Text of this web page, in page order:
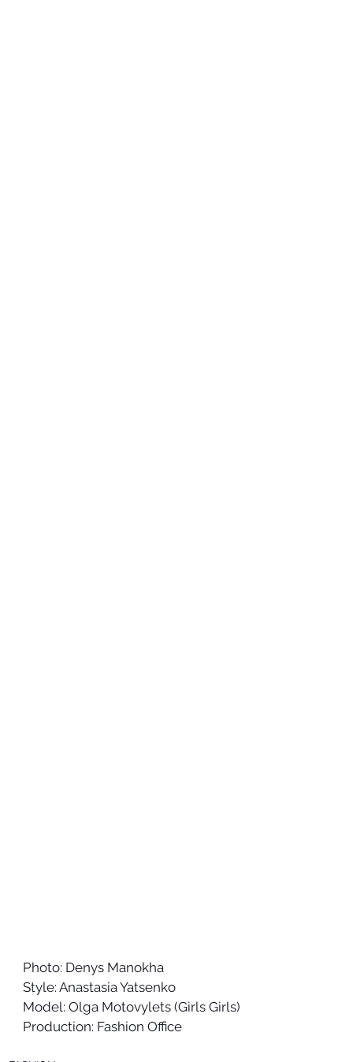
Photo: Denys Manokha
Style: Anastasia Yatsenko
Model: Olga Motovylets (Girls Girls)
Production: Fashion Office